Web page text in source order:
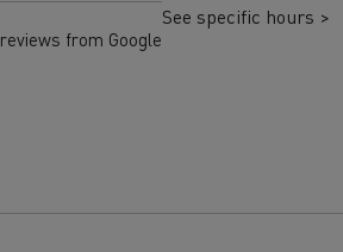
reviews from Google
See specific hours >